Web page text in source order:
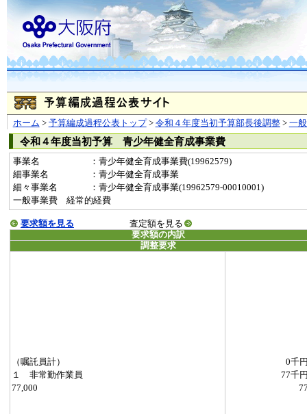
ホーム > 予算編成過程公表トップ> 令和４年度当初予算部長後調整> 一
令和４年度当初予算 青少年健全育成事業費
事業名
：青少年健全育成事業費(19962579)
細事業名
：青少年健全育成事業
細々事業名
：青少年健全育成事業(19962579-00010001)
一般事業費 経常的経費
要求額を見る
査定額を見る
要求額の内訳
調整要求
（嘱託員計）
0千
１ 非常勤作業員
77千
77,000